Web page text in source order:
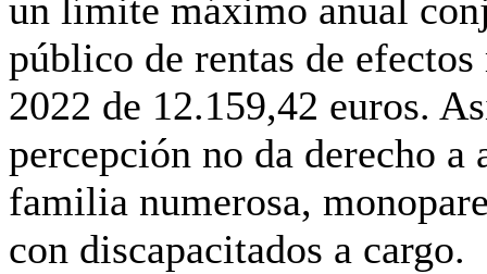
un límite máximo anual
público de rentas de
2022 de 12.159,42 euros.
percepción no da derecho
familia numerosa,
con discapacitados a cargo.